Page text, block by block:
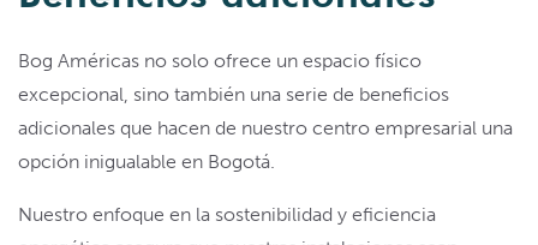
Bog Américas no solo ofrece un espacio físico
excepcional, sino también una serie de beneficios
adicionales que hacen de nuestro centro empresarial una
opción inigualable en Bogotá.
Nuestro enfoque en la sostenibilidad y eficiencia